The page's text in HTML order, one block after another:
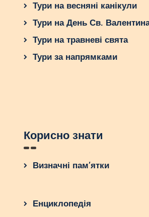
Тури на весняні канікули
Тури на День Св.
Тури на травневі свята
Тури за напрямками
Корисно знати
Визначні пам’ятки
Енциклопедія